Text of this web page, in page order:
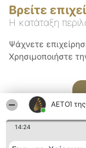
ΑΕΤΟΊ
14:24
Βρείτε
Η κατάταξη
Ψάχνετε
Χρησιμοποιήστε